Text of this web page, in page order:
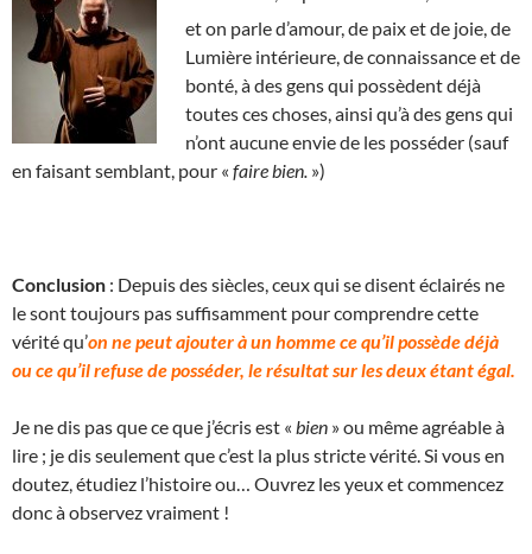
et on parle d’amour, de paix et de joie, de
Lumière intérieure, de connaissance et de
bonté, à des gens qui possèdent déjà
toutes ces choses, ainsi qu’à des gens qui
n’ont aucune envie de les posséder (sauf
en faisant semblant, pour « faire bien. »)
Conclusion : Depuis des siècles, ceux qui se disent éclairés ne
le sont toujours pas suffisamment pour comprendre cette
vérité qu’on ne peut ajouter à un homme ce qu’il possède déjà
ou ce qu’il refuse de posséder, le résultat sur les deux étant égal.
Je ne dis pas que ce que j’écris est « bien » ou même agréable à
lire ; je dis seulement que c’est la plus stricte vérité. Si vous en
doutez, étudiez l’histoire ou… Ouvrez les yeux et commencez
donc à observez vraiment !